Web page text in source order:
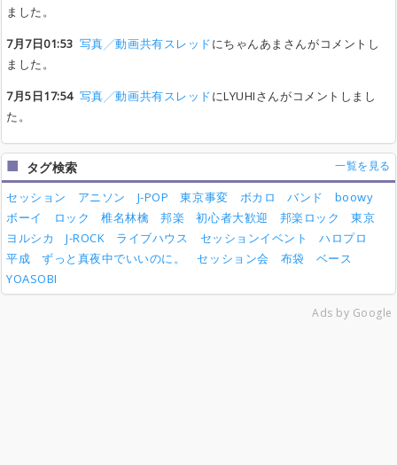
ました。
7月7日01:53 写真╱動画共有スレッドにちゃんあまさんがコメントし
ました。
7月5日17:54 写真╱動画共有スレッドにLYUHIさんがコメントしまし
た。
タグ検索 一覧を見る
セッション アニソン J-POP 東京事変 ボカロ バンド
boowy
ボーイ
ロック 椎名林檎 邦楽 初心者大歓迎 邦楽ロック
東京
ヨルシカ
J-ROCK ライブハウス セッションイベント
ハロプロ
平成
ずっと真夜中でいいのに。 セッション会 布袋
ベース
YOASOBI
Ads by Google